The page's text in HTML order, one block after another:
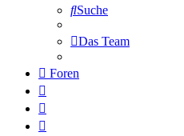
Suche
Das Team
Foren